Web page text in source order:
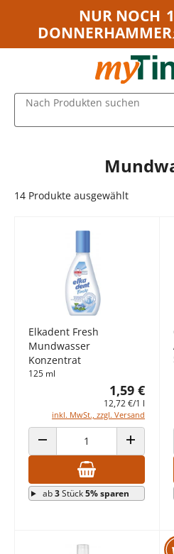
Zum Hauptinhalt springen
Zur Navigation springen
NUR NOCH
Nach Produkten suchen
14 Produkte ausgewählt
Elkadent Fresh
Mundwasser
Konzentrat
125 ml
1,59 €
12,72 €/1 l
inkl. MwSt., zzgl. Versand
ANZAHL VERRINGERN ANZAHL
ab3Stück5% sparen